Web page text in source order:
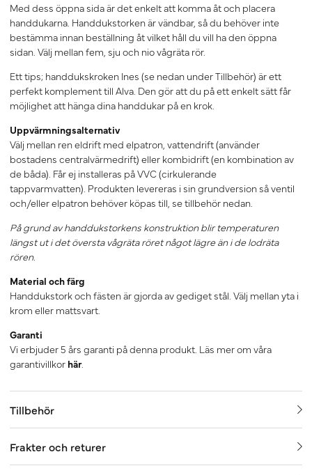
Med dess öppna sida är det enkelt att komma åt och placera
handdukarna. Handdukstorken är vändbar, så du behöver inte
bestämma innan beställning åt vilket håll du vill ha den öppna
sidan. Välj mellan fem, sju och nio vågräta rör.
Ett tips; handdukskroken Ines (se nedan under Tillbehör) är ett
perfekt komplement till Alva. Den gör att du på ett enkelt sätt får
möjlighet att hänga dina handdukar på en krok.
Uppvärmningsalternativ
Välj mellan ren eldrift med elpatron, vattendrift (använder
bostadens centralvärmedrift) eller kombidrift (en kombination av
de båda). Får ej installeras på VVC (cirkulerande
tappvarmvatten). Produkten levereras i sin grundversion så ventil
och/eller elpatron behöver köpas till, se tillbehör nedan.
På grund av handdukstorkens konstruktion blir temperaturen
längst ut i det översta vågräta röret något lägre än i de lodräta
rören.
Material och färg
Handdukstork och fästen är gjorda av gediget stål. Välj mellan yta i
krom eller mattsvart.
Garanti
Vi erbjuder 5 års garanti på denna produkt. Läs mer om våra
garantivillkor här.
Tillbehör
Frakter och returer